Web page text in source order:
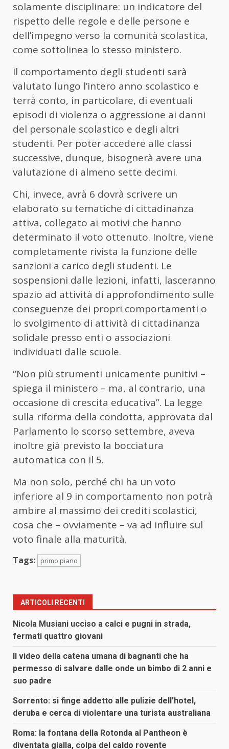
solamente disciplinare: un indicatore del
rispetto delle regole e delle persone e
dell’impegno verso la comunità scolastica,
come sottolinea lo stesso ministero.
Il comportamento degli studenti sarà
valutato lungo l’intero anno scolastico e
terrà conto, in particolare, di eventuali
episodi di violenza o aggressione ai danni
del personale scolastico e degli altri
studenti. Per poter accedere alle classi
successive, dunque, bisognerà avere una
valutazione di almeno sette decimi.
Chi, invece, avrà 6 dovrà scrivere un
elaborato su tematiche di cittadinanza
attiva, collegato ai motivi che hanno
determinato il voto ottenuto. Inoltre, viene
completamente rivista la funzione delle
sanzioni a carico degli studenti. Le
sospensioni dalle lezioni, infatti, lasceranno
spazio ad attività di approfondimento sulle
conseguenze dei propri comportamenti o
lo svolgimento di attività di cittadinanza
solidale presso enti o associazioni
individuati dalle scuole.
“Non più strumenti unicamente punitivi –
spiega il ministero – ma, al contrario, una
occasione di crescita educativa”. La legge
sulla riforma della condotta, approvata dal
Parlamento lo scorso settembre, aveva
inoltre già previsto la bocciatura
automatica con il 5.
Ma non solo, perché chi ha un voto
inferiore al 9 in comportamento non potrà
ambire al massimo dei crediti scolastici,
cosa che – ovviamente – va ad influire sul
voto finale alla maturità.
Tags: primo piano
ARTICOLI RECENTI
Nicola Musiani ucciso a calci e pugni in strada,
fermati quattro giovani
Il video della catena umana di bagnanti che ha
permesso di salvare dalle onde un bimbo di 2 anni e
suo padre
Sorrento: si finge addetto alle pulizie dell’hotel,
deruba e cerca di violentare una turista australiana
Roma: la fontana della Rotonda al Pantheon è
diventata gialla, colpa del caldo rovente